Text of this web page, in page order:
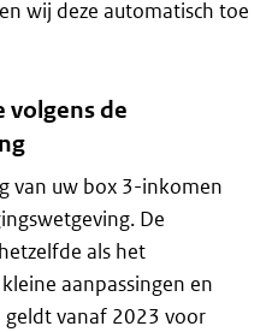
wij deze automatisch toe
volgens de
van uw box 3-inkomen
De
als het
aanpassingen en
vanaf 2023 voor